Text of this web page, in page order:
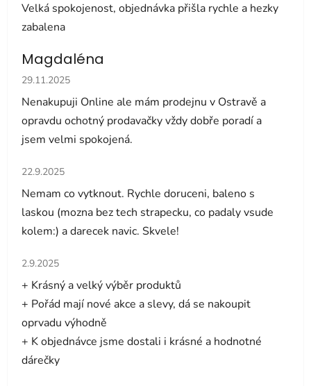
Velká spokojenost, objednávka přišla rychle a hezky
zabalena
Magdaléna
Hodnocení obchodu je 5 z 5 hvězdiček.
29.11.2025
Nenakupuji Online ale mám prodejnu v Ostravě a
opravdu ochotný prodavačky vždy dobře poradí a
jsem velmi spokojená.
Hodnocení obchodu je 5 z 5 hvězdiček.
22.9.2025
Nemam co vytknout. Rychle doruceni, baleno s
laskou (mozna bez tech strapecku, co padaly vsude
kolem:) a darecek navic. Skvele!
Hodnocení obchodu je 5 z 5 hvězdiček.
2.9.2025
+ Krásný a velký výběr produktů
+ Pořád mají nové akce a slevy, dá se nakoupit
oprvadu výhodně
+ K objednávce jsme dostali i krásné a hodnotné
dárečky